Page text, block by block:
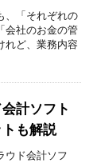
、「それぞれの
会社のお金の管
れど、業務内容
計ソフト
も解説
ウド会計ソフ